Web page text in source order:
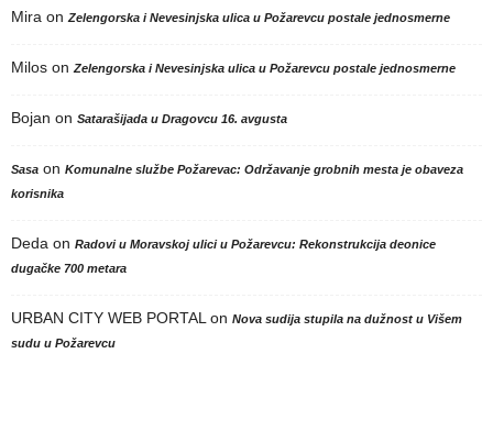
Mira on Zelengorska i Nevesinjska ulica u Požarevcu postale jednosmerne
Milos on Zelengorska i Nevesinjska ulica u Požarevcu postale jednosmerne
Bojan on Satarašijada u Dragovcu 16. avgusta
Sasa on Komunalne službe Požarevac: Održavanje grobnih mesta je obaveza
korisnika
Deda on Radovi u Moravskoj ulici u Požarevcu: Rekonstrukcija deonice
dugačke 700 metara
URBAN CITY WEB PORTAL on Nova sudija stupila na dužnost u Višem
sudu u Požarevcu